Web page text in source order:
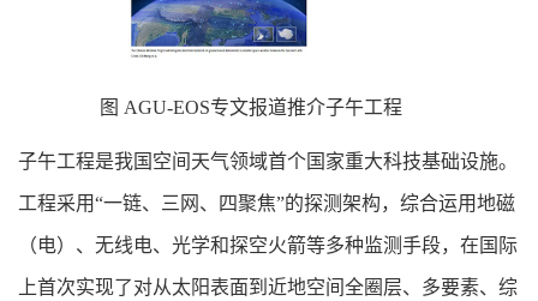
图 AGU-EOS专文报道推介子午工程
子午工程是我国空间天气领域首个国家重大科技基础设施。
工程采用“一链、三网、四聚焦”的探测架构，综合运用地磁
（电）、无线电、光学和探空火箭等多种监测手段，在国际
上首次实现了对从太阳表面到近地空间全圈层、多要素、综